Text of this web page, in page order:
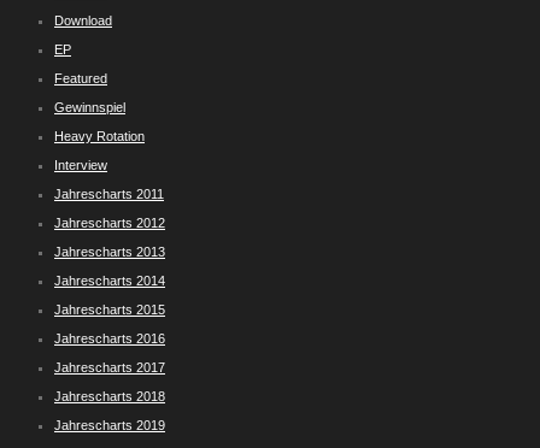
Download
EP
Featured
Gewinnspiel
Heavy Rotation
Interview
Jahrescharts 2011
Jahrescharts 2012
Jahrescharts 2013
Jahrescharts 2014
Jahrescharts 2015
Jahrescharts 2016
Jahrescharts 2017
Jahrescharts 2018
Jahrescharts 2019